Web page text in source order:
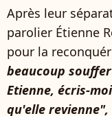
Après leur
parolier Étienne
pour la
beaucoup
Etienne, écris-
qu'elle revienne",